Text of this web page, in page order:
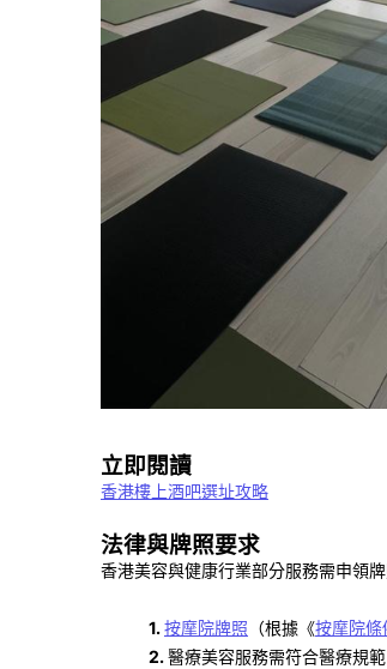
立即閱讀
香港樓上酒吧選址攻略
法律與牌照要求
香港美容與健康行業部分服務需申領牌
1.按摩院牌照 （根據《按摩院條
2.醫療美容服務需符合醫療規範